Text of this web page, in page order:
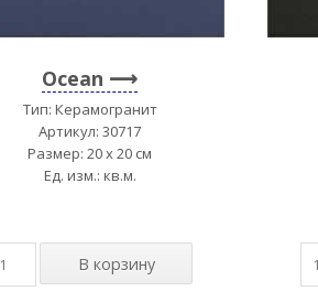
Ocean
Тип: Керамогранит
Артикул: 30717
Размер: 20 x 20 см
Ед. изм.: кв.м.